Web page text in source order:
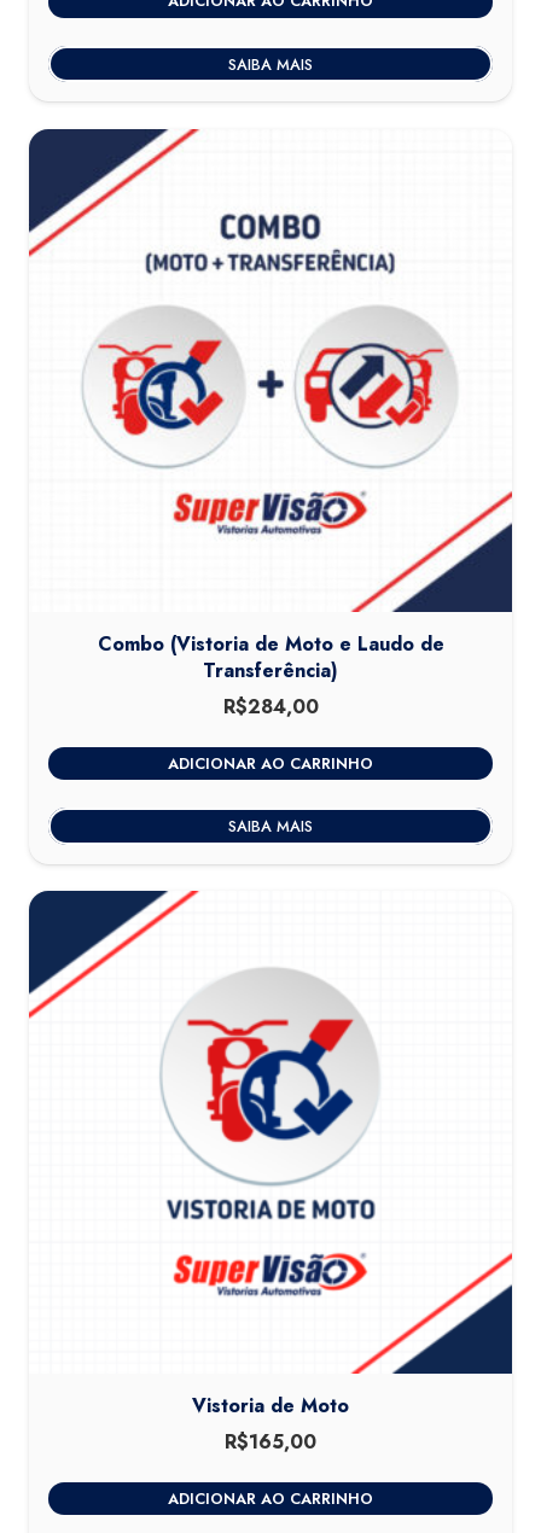
SAIBA MAIS
Combo (Vistoria de Moto e Laudo de
Transferência)
R$284,00
ADICIONAR AO CARRINHO
SAIBA MAIS
Vistoria de Moto
R$165,00
ADICIONAR AO CARRINHO